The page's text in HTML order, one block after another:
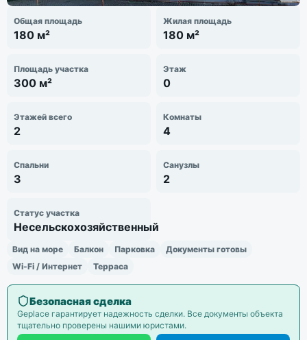
Общая площадь
180 м²
Жилая площадь
180 м²
Площадь участка
300 м²
Этаж
0
Этажей всего
2
Комнаты
4
Спальни
3
Санузлы
2
Статус участка
Несельскохозяйственный
Вид на море Балкон Парковка
Документы готовы
Wi-Fi / Интернет
Терраса
Безопасная сделка
Geplace гарантирует надежность сделки. Все документы объекта
тщательно проверены нашими юристами.